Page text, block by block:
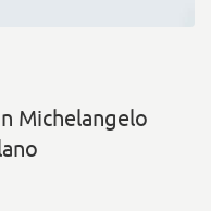
Michelangelo